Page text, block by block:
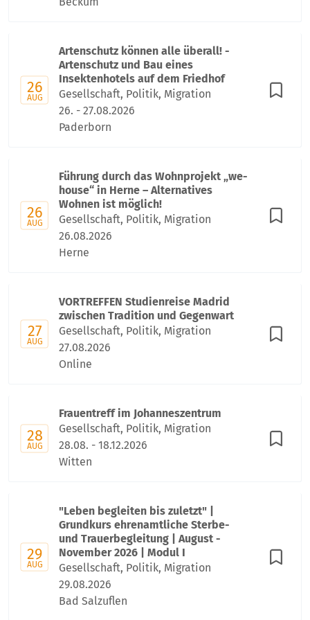
26
AUG
Artenschutz können alle überall! -
Artenschutz und Bau eines
Insektenhotels auf dem Friedhof
Gesellschaft, Politik, Migration
26. - 27.08.2026
Paderborn
26
AUG
Führung durch das Wohnprojekt „we-
house“ in Herne – Alternatives
Wohnen ist möglich!
Gesellschaft, Politik, Migration
26.08.2026
Herne
27
AUG
VORTREFFEN Studienreise Madrid
zwischen Tradition und Gegenwart
Gesellschaft, Politik, Migration
27.08.2026
Online
28
AUG
Frauentreff im Johanneszentrum
Gesellschaft, Politik, Migration
28.08. - 18.12.2026
Witten
29
AUG
"Leben begleiten bis zuletzt" |
Grundkurs ehrenamtliche Sterbe-
und Trauerbegleitung | August -
November 2026 | Modul I
Gesellschaft, Politik, Migration
29.08.2026
Bad Salzuflen